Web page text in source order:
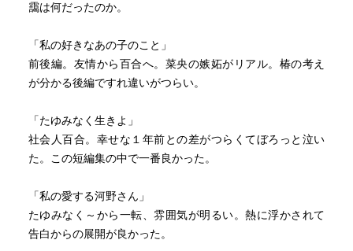
靄は何だったのか。
「私の好きなあの子のこと」
前後編。友情から百合へ。菜央の嫉妬がリアル。椿の考え
が分かる後編ですれ違いがつらい。
「たゆみなく生きよ」
社会人百合。幸せな１年前との差がつらくてぼろっと泣い
た。この短編集の中で一番良かった。
「私の愛する河野さん」
たゆみなく～から一転、雰囲気が明るい。熱に浮かされて
告白からの展開が良かった。